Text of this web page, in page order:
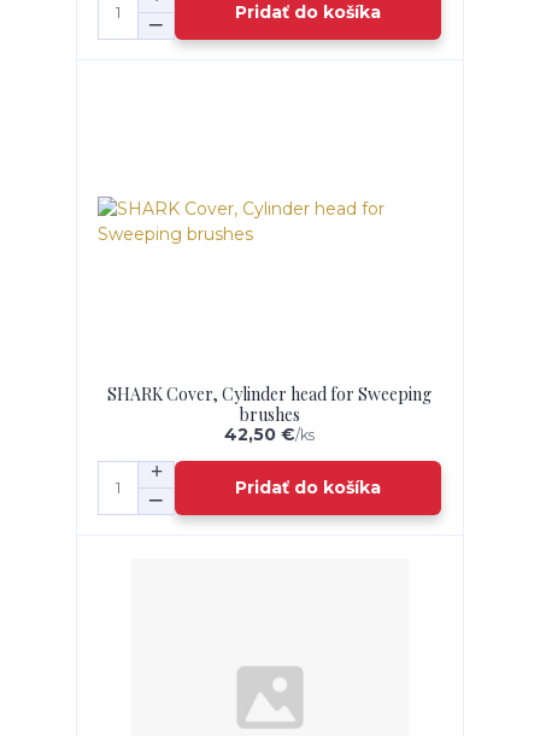
Pridať do košíka
SHARK Cover, Cylinder head for Sweeping
brushes
42,50 €/ks
Pridať do košíka